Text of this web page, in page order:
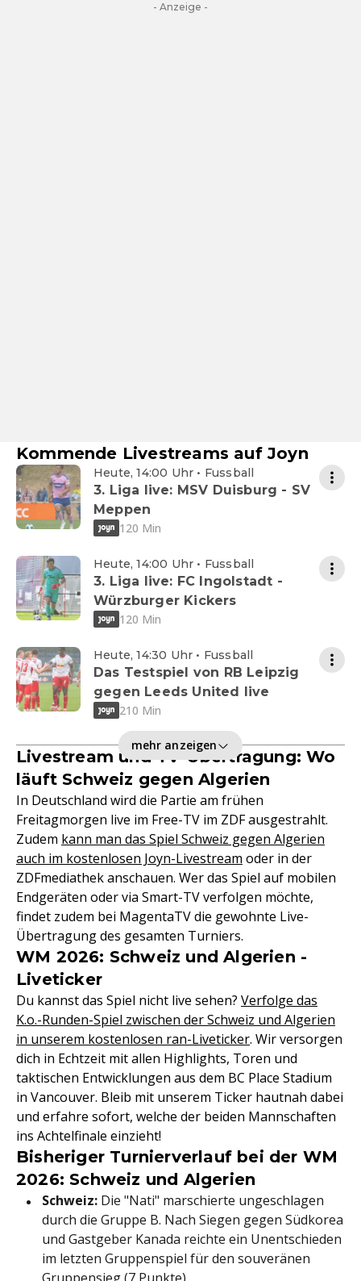
- Anzeige -
Kommende Livestreams auf Joyn
Heute, 14:00 Uhr • Fussball
3. Liga live: MSV Duisburg - SV
Meppen
120 Min
Heute, 14:00 Uhr • Fussball
3. Liga live: FC Ingolstadt -
Würzburger Kickers
120 Min
Heute, 14:30 Uhr • Fussball
Das Testspiel von RB Leipzig
gegen Leeds United live
210 Min
mehr anzeigen
Livestream und TV-Übertragung: Wo
läuft Schweiz gegen Algerien
In Deutschland wird die Partie am frühen
Freitagmorgen live im Free-TV im ZDF ausgestrahlt.
Zudem kann man das Spiel Schweiz gegen Algerien
auch im kostenlosen Joyn-Livestream oder in der
ZDFmediathek anschauen. Wer das Spiel auf mobilen
Endgeräten oder via Smart-TV verfolgen möchte,
findet zudem bei MagentaTV die gewohnte Live-
Übertragung des gesamten Turniers.
WM 2026: Schweiz und Algerien -
Liveticker
Du kannst das Spiel nicht live sehen? Verfolge das
K.o.-Runden-Spiel zwischen der Schweiz und Algerien
in unserem kostenlosen ran-Liveticker. Wir versorgen
dich in Echtzeit mit allen Highlights, Toren und
taktischen Entwicklungen aus dem BC Place Stadium
in Vancouver. Bleib mit unserem Ticker hautnah dabei
und erfahre sofort, welche der beiden Mannschaften
ins Achtelfinale einzieht!
Bisheriger Turnierverlauf bei der WM
2026: Schweiz und Algerien
Schweiz: Die "Nati" marschierte ungeschlagen
durch die Gruppe B. Nach Siegen gegen Südkorea
und Gastgeber Kanada reichte ein Unentschieden
im letzten Gruppenspiel für den souveränen